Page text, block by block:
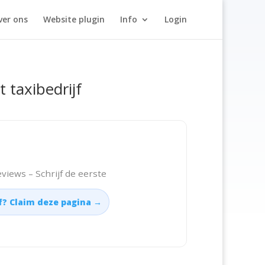
ons Website plugin Info Login
taxibedrijf
– Schrijf de eerste
Claim deze pagina →